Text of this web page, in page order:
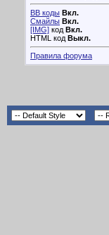
BB коды Вкл.
Смайлы Вкл.
[IMG] код Вкл.
HTML код Выкл.
Правила форума